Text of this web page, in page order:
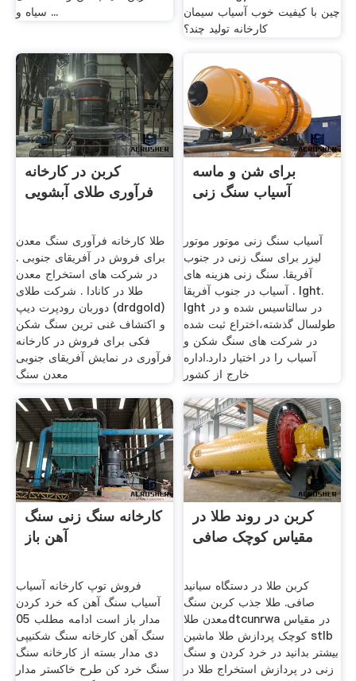
سیاه و ...
چین با کیفیت خوب آسیاب سیمان
کارخانه تولید چند؟
کربن در کارخانه
فرآوری طلای آبشویی
طلا کارخانه فرآوری سنگ معدن
برای فروش در آفریقای جنوبی .
در شرکت های استخراج معدن
طلا در کانادا . شرکت طلای
دوربان رودپرت دیپ (drdgold)
و اکتشاف غنی ترین سنگ شکن
فکی برای فروش در کارخانه
فرآوری در نمایش آفریقای جنوبی
معدن سنگ
برای شن و ماسه
آسیاب سنگ زنی
آسیاب سنگ زنی موتور موتور
لیزر برای سنگ زنی در جنوب
آفریقا. سنگ زنی هزینه های
آسیاب در جنوب آفریقا . lght.
lght در سالتاسیس شده و در
طولسال گذشته،اختراع ثبت شده
در شركت های سنگ شكن و
آسیاب را در اختیار دارد.اداره
خارج از کشور
کارخانه سنگ زنی سنگ
آهن باز
فروش توپ کارخانه آسیاب
آسیاب سنگ آهن که خرد کردن
مدار باز است ادامه مطلب 05
سنگ آهن کارخانه سنگ شکنیپی
دی مدار بسته از کارخانه سنگ
سنگ خرد کن طرح خاکستر مدار
کربن در روند طلا در
مقیاس کوچک صافی
کربن طلا در دستگاه سیانید
صافی. طلا جذب کربن سنگ
معدن طلاdtcunrwa در مقیاس
کوچک پردازش طلا ماشین stlb
بیشتر بدانید در خرد کردن و سنگ
زنی در پردازش استخراج طلا در